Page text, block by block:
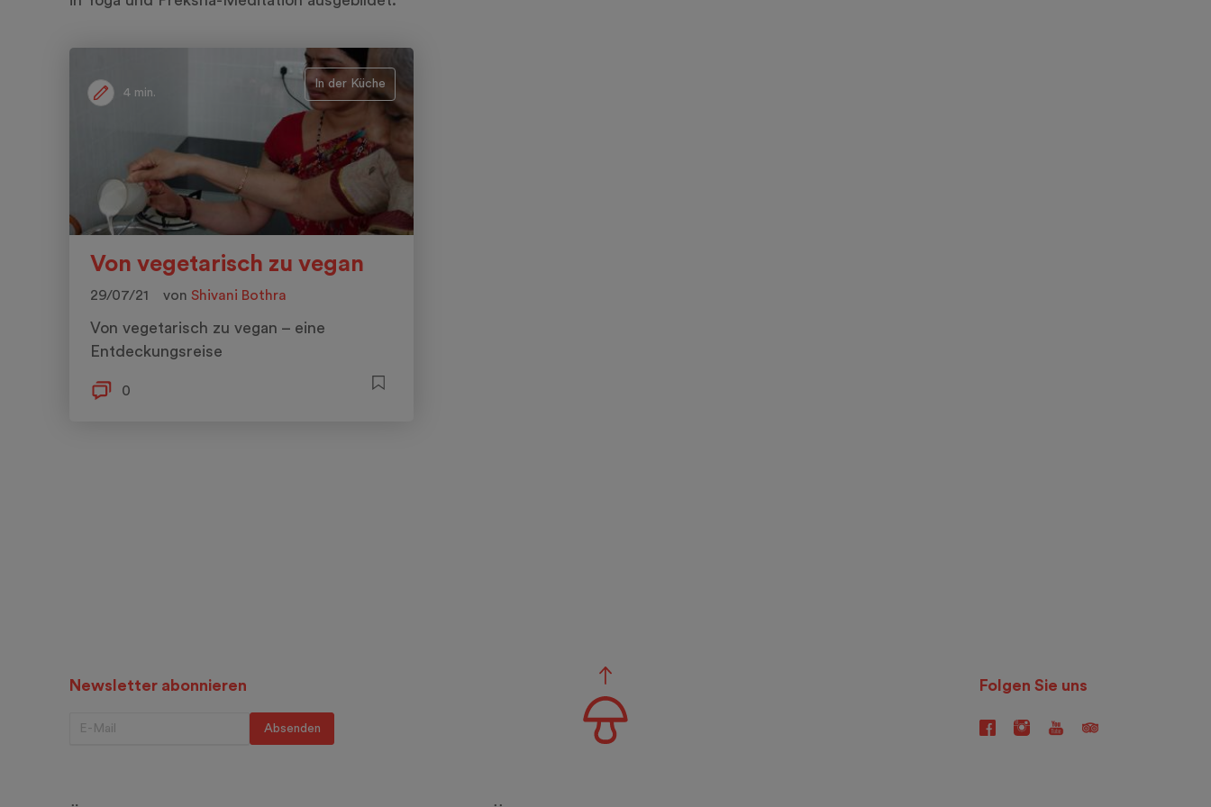
4 min.
In der Küche
Von vegetarisch zu vegan
29/07/21 von Shivani Bothra
Von vegetarisch zu vegan – eine
Entdeckungsreise
0
Newsletter abonnieren Folgen Sie uns